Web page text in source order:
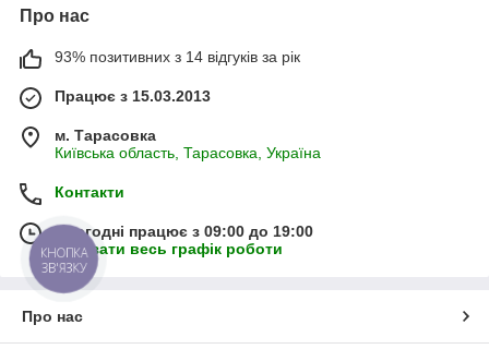
Про нас
93% позитивних з 14 відгуків за рік
Працює з 15.03.2013
м. Тарасовка
Київська область, Тарасовка, Україна
Контакти
Сьогодні працює з 09:00 до 19:00
Показати весь графік роботи
Про нас
КНОПКА
ЗВ'ЯЗКУ